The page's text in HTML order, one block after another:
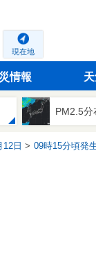
現在地
情報
PM2.5分
12日 09時15分頃発